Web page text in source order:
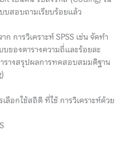
บสอบถามเรียบร้อยแล้ว
การวิเคราะห์ SPSS เช่น จัดทำ
ของตารางความถี่และร้อยละ
รางสรุปผลการทดสอบสมมติฐาน
ลือกใช้สถิติ ที่ใช้ การวิเคราะห์ด้วย